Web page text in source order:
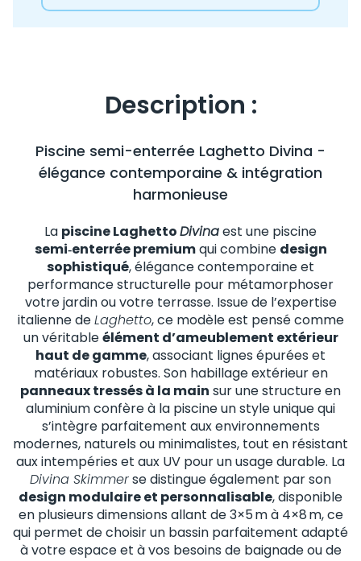
Description :
Piscine semi-enterrée Laghetto Divina -
élégance contemporaine & intégration
harmonieuse
La piscine LaghettoDivinaest une piscine
semi‑enterrée premiumqui combine design
sophistiqué, élégance contemporaine et
performance structurelle pour métamorphoser
votre jardin ou votre terrasse. Issue de l’expertise
italienne deLaghetto, ce modèle est pensé comme
un véritableélément d’ameublement extérieur
haut de gamme, associant lignes épurées et
matériaux robustes. Son habillage extérieur en
panneaux tressés à la main sur une structure en
aluminium confère à la piscine un style unique qui
s’intègre parfaitement aux environnements
modernes, naturels ou minimalistes, tout en résistant
aux intempéries et aux UV pour un usage durable. La
Divina Skimmerse distingue également par son
design modulaire et personnalisable, disponible
en plusieurs dimensions allant de 3×5 m à 4×8 m, ce
qui permet de choisir un bassin parfaitement adapté
à votre espace et à vos besoins de baignade ou de